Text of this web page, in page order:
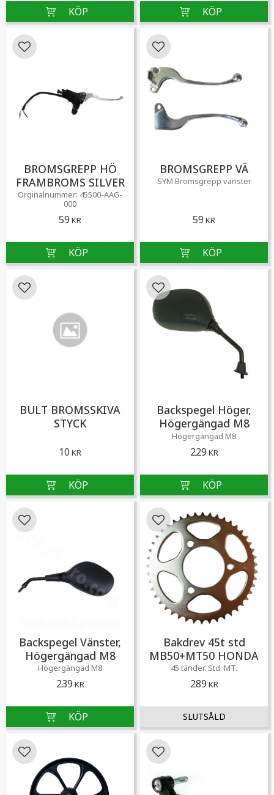
BROMSGREPP HÖ
FRAMBROMS SILVER
Orginalnummer: 45500-AAG-
000
59 KR
Lägg till i favoriter
BROMSGREPP VÄ
SYM Bromsgrepp vänster
59 KR
Lägg till i favoriter
BULT BROMSSKIVA
STYCK
10 KR
Lägg till i favoriter
Backspegel Höger,
Högergängad M8
Högergängad M8
229 KR
Lägg till i favoriter
Backspegel Vänster,
Högergängad M8
Högergängad M8
239 KR
Lägg till i favoriter
Bakdrev 45t std
MB50+MT50 HONDA
45 tänder. Std. MT.
289 KR
Lägg till i favoriter
Lägg till i favoriter Lägg till i favoriter